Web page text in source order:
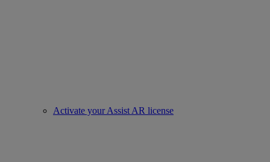
Activate your Assist AR license